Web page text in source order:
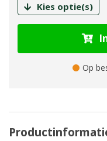
Kies optie(s)
Op